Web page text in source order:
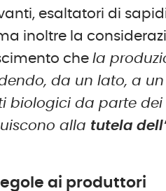
esaltatori di
inoltre la
chela
da un lato, a
biologici da parte dei
alla tutela
ai produttori